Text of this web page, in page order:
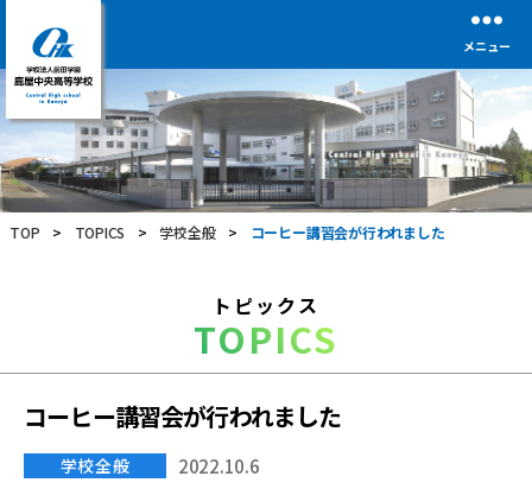
学
校
法
人
前
田
央
高
等
学
校
メニュー
TOP > TOPICS > 学校全般 > コーヒー講習会が行われました
トピックス
TOPICS
コーヒー講習会が行われました
学校全般 2022.10.6